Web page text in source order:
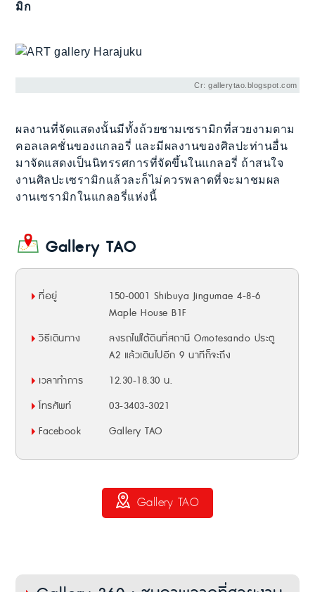
มิก
Cr: gallerytao.blogspot.com
ผลงานที่จัดแสดงนั้นมีทั้งถ้วยชามเซรามิกที่สวยงามตาม
คอลเลคชั่นของแกลอรี่ และมีผลงานของศิลปะท่านอื่น
มาจัดแสดงเป็นนิทรรศการที่จัดขึ้นในแกลอรี่ ถ้าสนใจ
งานศิลปะเซรามิกแล้วละก็ไม่ควรพลาดที่จะมาชมผล
งานเซรามิกในแกลอรี่แห่งนี้
Gallery TAO
ที่อยู่
150-0001 Shibuya Jingumae 4-8-6
Maple House B1F
วิธีเดินทาง
ลงรถไฟใต้ดินที่สถานี Omotesando ประตู
A2 แล้วเดินไปอีก 9 นาทีก็จะถึง
เวลาทำการ
12.30-18.30 น.
โทรศัพท์
03-3403-3021
Facebook
Gallery TAO
Gallery TAO